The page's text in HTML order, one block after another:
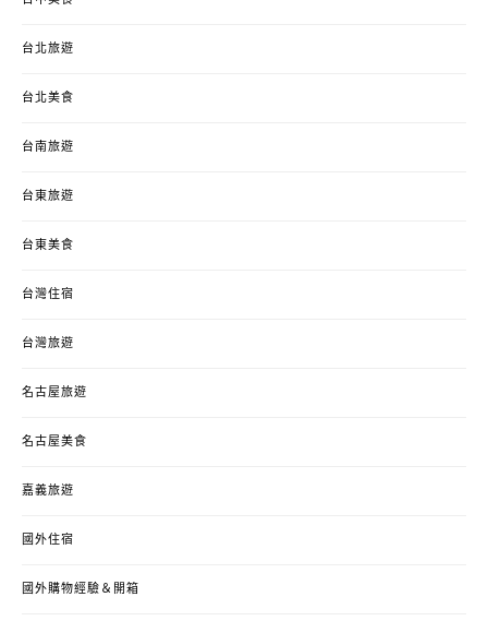
台北旅遊
台北美食
台南旅遊
台東旅遊
台東美食
台灣住宿
台灣旅遊
名古屋旅遊
名古屋美食
嘉義旅遊
國外住宿
國外購物經驗＆開箱